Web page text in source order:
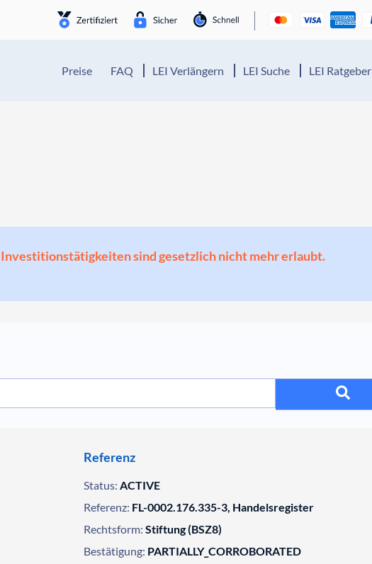
Preise FAQ LEI Verlängern LEI Suche LEI Ratgeber
sind gesetzlich nicht mehr erlaubt.
Referenz
Status: ACTIVE
Referenz: FL-0002.176.335-3, Handelsregister
Rechtsform: Stiftung (BSZ8)
Bestätigung: PARTIALLY_CORROBORATED